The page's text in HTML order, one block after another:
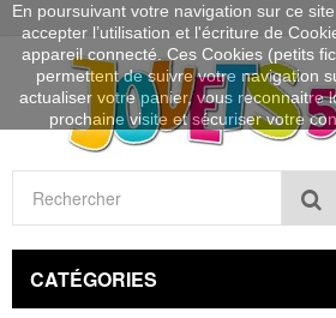
CATÉGORIES
En poursuivant votre navigation sur ce
accepter l’utilisation et l'écriture de
appareil connecté. Ces Cookies (petits
permettent de suivre votre navigation
actualiser votre panier, vous reconnaitre
prochaine visite et sécuriser votre